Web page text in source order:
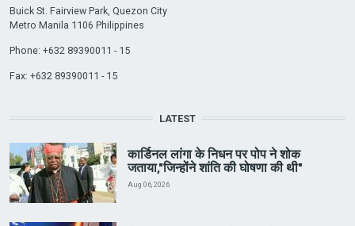
Buick St. Fairview Park, Quezon City
Metro Manila 1106 Philippines
Phone: +632 89390011 - 15
Fax: +632 89390011 - 15
LATEST
कार्डिनल लांगा के निधन पर पोप ने शोक
जताया,"जिन्होंने शांति की घोषणा की थी"
Aug 06, 2026